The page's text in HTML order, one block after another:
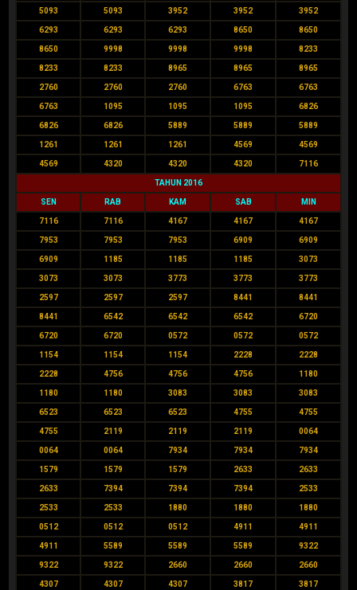
5093 5093 3952 3952 3952
6293 6293 6293 8650 8650
8650 9998 9998 9998 8233
8233 8233 8965 8965 8965
2760 2760 2760 6763 6763
6763 1095 1095 1095 6826
6826 6826 5889 5889 5889
1261 1261 1261 4569 4569
4569 4320 4320 4320 7116
TAHUN 2016
SEN RAB KAM SAB MIN
7116 7116 4167 4167 4167
7953 7953 7953 6909 6909
6909 1185 1185 1185 3073
3073 3073 3773 3773 3773
2597 2597 2597 8441 8441
8441 6542 6542 6542 6720
6720 6720 0572 0572 0572
1154 1154 1154 2228 2228
2228 4756 4756 4756 1180
1180 1180 3083 3083 3083
6523 6523 6523 4755 4755
4755 2119 2119 2119 0064
0064 0064 7934 7934 7934
1579 1579 1579 2633 2633
2633 7394 7394 7394 2533
2533 2533 1880 1880 1880
0512 0512 0512 4911 4911
4911 5589 5589 5589 9322
9322 9322 2660 2660 2660
4307 4307 4307 3817 3817